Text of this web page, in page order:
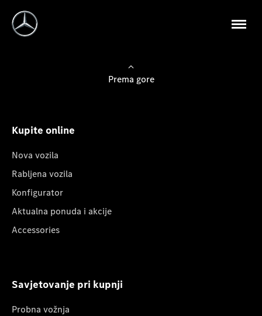
Prema gore
Kupite online
Nova vozila
Rabljena vozila
Konfigurator
Aktualna ponuda i akcije
Accessories
Savjetovanje pri kupnji
Probna vožnja